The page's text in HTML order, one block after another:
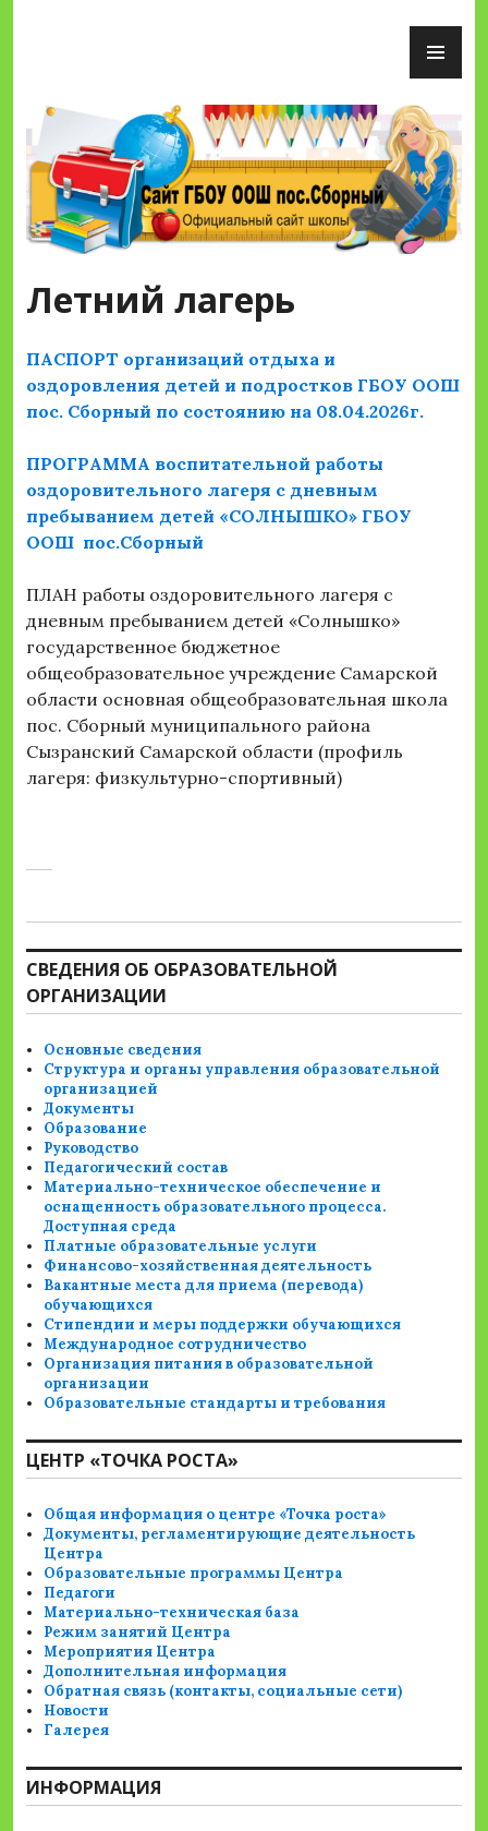
Сайт ГБОУ ООШ пос.Сборный
Летний лагерь
ПАСПОРТ организаций отдыха и
оздоровления детей и подростков ГБОУ ООШ
пос. Сборный по состоянию на 08.04.2026г.
ПРОГРАММА воспитательной работы
оздоровительного лагеря с дневным
пребыванием детей «СОЛНЫШКО» ГБОУ
ООШ пос.Сборный
ПЛАН работы оздоровительного лагеря с
дневным пребыванием детей «Солнышко»
государственное бюджетное
общеобразовательное учреждение Самарской
области основная общеобразовательная школа
пос. Сборный муниципального района
Сызранский Самарской области (профиль
лагеря: физкультурно-спортивный)
СВЕДЕНИЯ ОБ ОБРАЗОВАТЕЛЬНОЙ
ОРГАНИЗАЦИИ
Основные сведения
Структура и органы управления образовательной
организацией
Документы
Образование
Руководство
Педагогический состав
Материально-техническое обеспечение и
оснащенность образовательного процесса.
Доступная среда
Платные образовательные услуги
Финансово-хозяйственная деятельность
Вакантные места для приема (перевода)
обучающихся
Стипендии и меры поддержки обучающихся
Международное сотрудничество
Организация питания в образовательной
организации
Образовательные стандарты и требования
ЦЕНТР «ТОЧКА РОСТА»
Общая информация о центре «Точка роста»
Документы, регламентирующие деятельность
Центра
Образовательные программы Центра
Педагоги
Материально-техническая база
Режим занятий Центра
Мероприятия Центра
Дополнительная информация
Обратная связь (контакты, социальные сети)
Новости
Галерея
ИНФОРМАЦИЯ